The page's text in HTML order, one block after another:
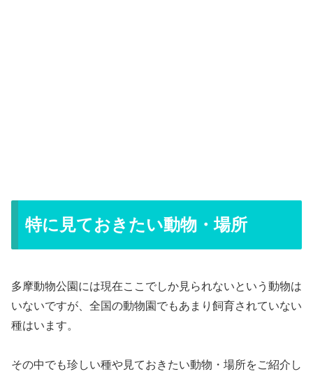
特に見ておきたい動物・場所
多摩動物公園には現在ここでしか見られないという動物は
いないですが、全国の動物園でもあまり飼育されていない
種はいます。
その中でも珍しい種や見ておきたい動物・場所をご紹介し